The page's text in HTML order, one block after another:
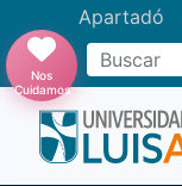
Apartadó
Buscar
Nos
Cuidamos